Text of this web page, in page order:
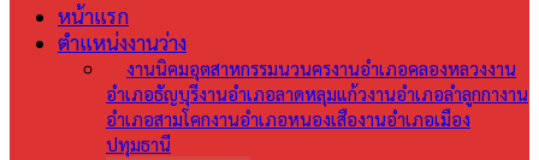
หน้าแรก
ตำแหน่งงานว่าง
งานนิคมอุตสาหกรรมนวนครงานอำเภอคลองหลวงงาน
อำเภอธัญบุรีงานอำเภอลาดหลุมแก้วงานอำเภอลำลูกกางาน
อำเภอสามโคกงานอำเภอหนองเสืองานอำเภอเมือง
ปทุมธานี